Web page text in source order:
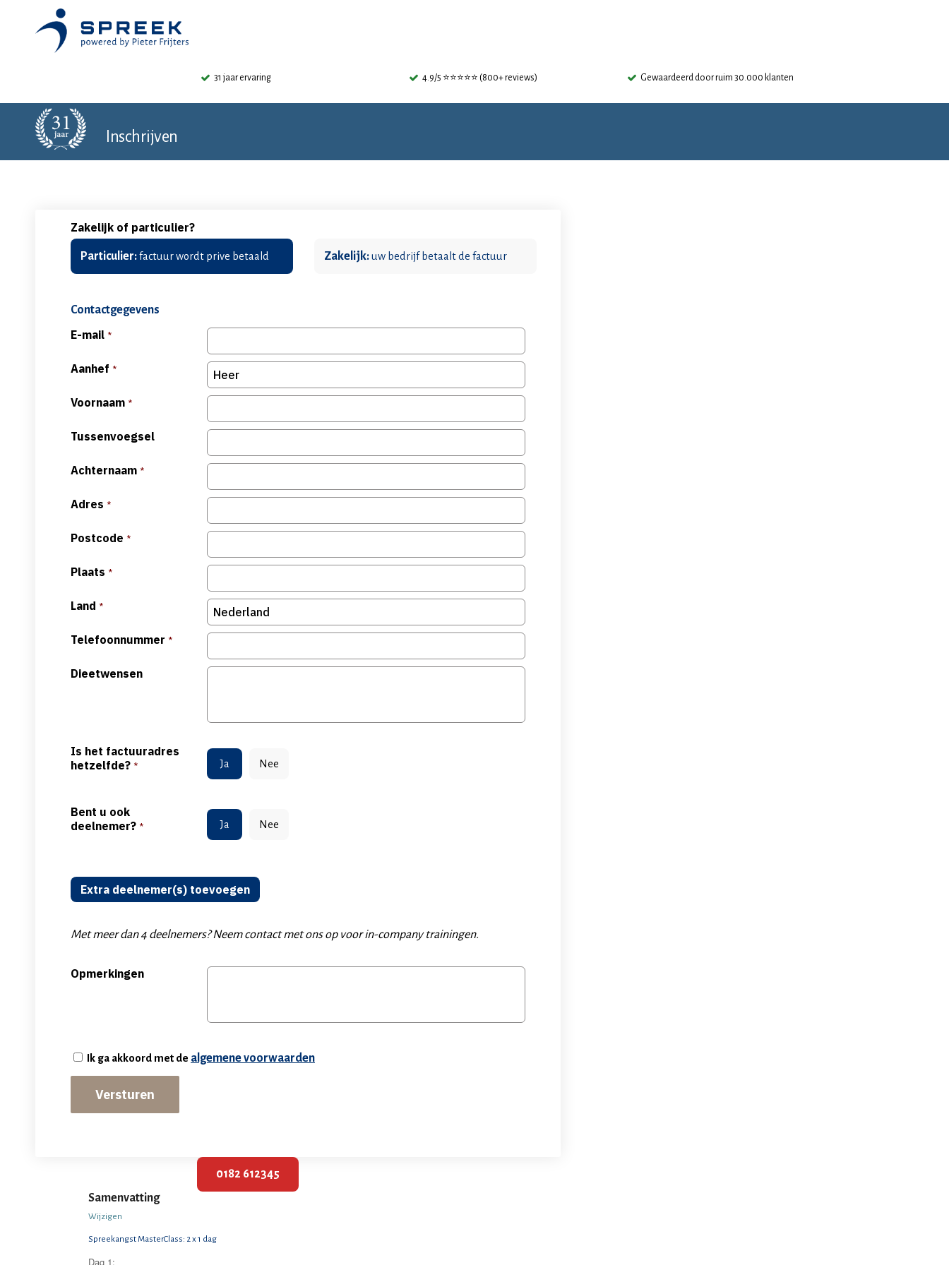
31 jaar ervaring 4.9/5 ⭐⭐⭐⭐⭐ (800+ reviews) Gewaardeerd door ruim 30.000 klanten
Inschrijven
Zakelijk of particulier?
Particulier:factuur wordt prive betaald Zakelijk:uw bedrijf betaalt de factuur
Contactgegevens
E-mail *
Aanhef *
Voornaam *
Tussenvoegsel
Achternaam *
Adres *
Postcode *
Plaats *
Land *
Telefoonnummer *
Dieetwensen
Is het factuuradres
hetzelfde? * Ja Nee
Bent u ook
deelnemer? * Ja Nee
Extra deelnemer(s) toevoegen
Met meer dan 4 deelnemers? Neem contact met ons op voor in-company trainingen.
Opmerkingen
ConsentIk ga akkoord met de algemene voorwaarden
0182 612345
Samenvatting
Wijzigen
Spreekangst MasterClass: 2 x 1 dag
Dag 1: